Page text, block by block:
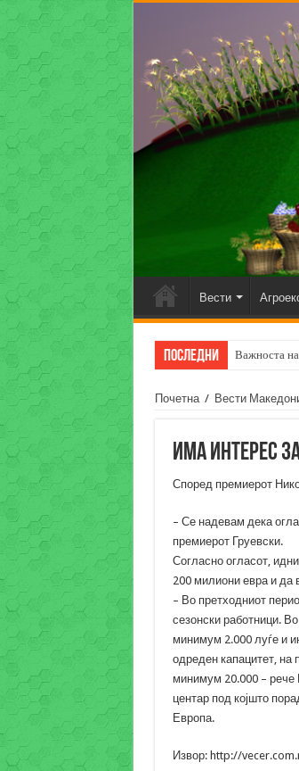
Вести
Последни Важноста на
Почетна / Вести
Има интерес
Според премиерот
– Се надевам дека
премиерот Груевски.
Согласно огласот,
200 милиони евра и да
– Во претходниот
сезонски работници.
минимум 2.000 луѓе и
одреден капацитет, на
минимум 20.000 – рече
центар под којшто
Европа.
Извор: http://